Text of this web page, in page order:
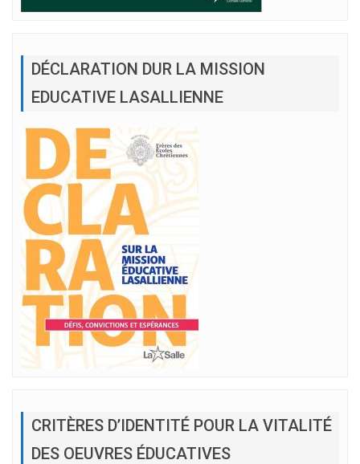
DÉCLARATION DUR LA MISSION
EDUCATIVE LASALLIENNE
CRITÈRES D’IDENTITÉ POUR LA VITALITÉ
DES OEUVRES ÉDUCATIVES